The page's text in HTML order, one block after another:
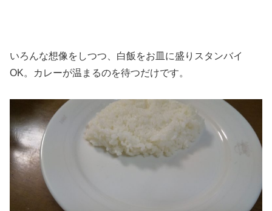
いろんな想像をしつつ、白飯をお皿に盛りスタンバイ
OK。カレーが温まるのを待つだけです。